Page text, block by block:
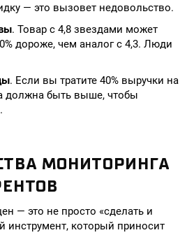
— это вызовет недовольство.
. Товар с 4,8 звездами может
дороже, чем аналог с 4,3. Люди
. Если вы тратите 40% выручки на
должна быть выше, чтобы
МОНИТОРИНГА
— это не просто «сделать и
который приносит